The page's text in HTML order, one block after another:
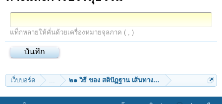
แท็กหลายให้คั่นด้วยเครื่องหมายจุลภาค ( , )
เว็บบอร์ด ... ๒๑ วิธี ของ สติปัฏฐาน เส้นทางแห่งการบรรลุธรรม